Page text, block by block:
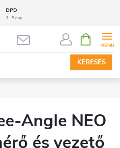
DPD
3 - 5 nap
KERESÉS
KOSÁR
Angle NEO
és vezető